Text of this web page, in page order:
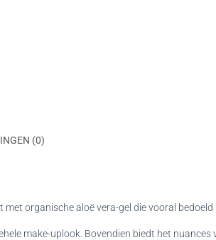
(0)
organische aloë vera-gel die vooral bedoeld
make-uplook. Bovendien biedt het nuances